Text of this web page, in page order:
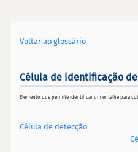
Voltar ao glossário
Célula de identificação
Elemento que permite identificar um entalhe para
Célula de detecção